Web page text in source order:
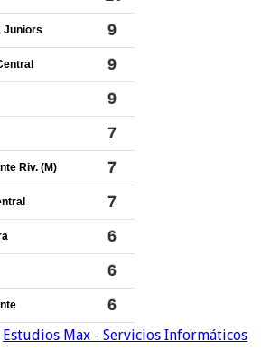
Estudios Max - Servicios Informáticos